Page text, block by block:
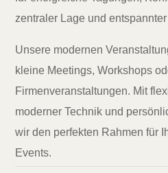
zentraler Lage und
Unsere modernen
kleine Meetings, Workshops
Firmenveranstaltungen. Mit
moderner Technik und
wir den perfekten Rahmen für
Events.